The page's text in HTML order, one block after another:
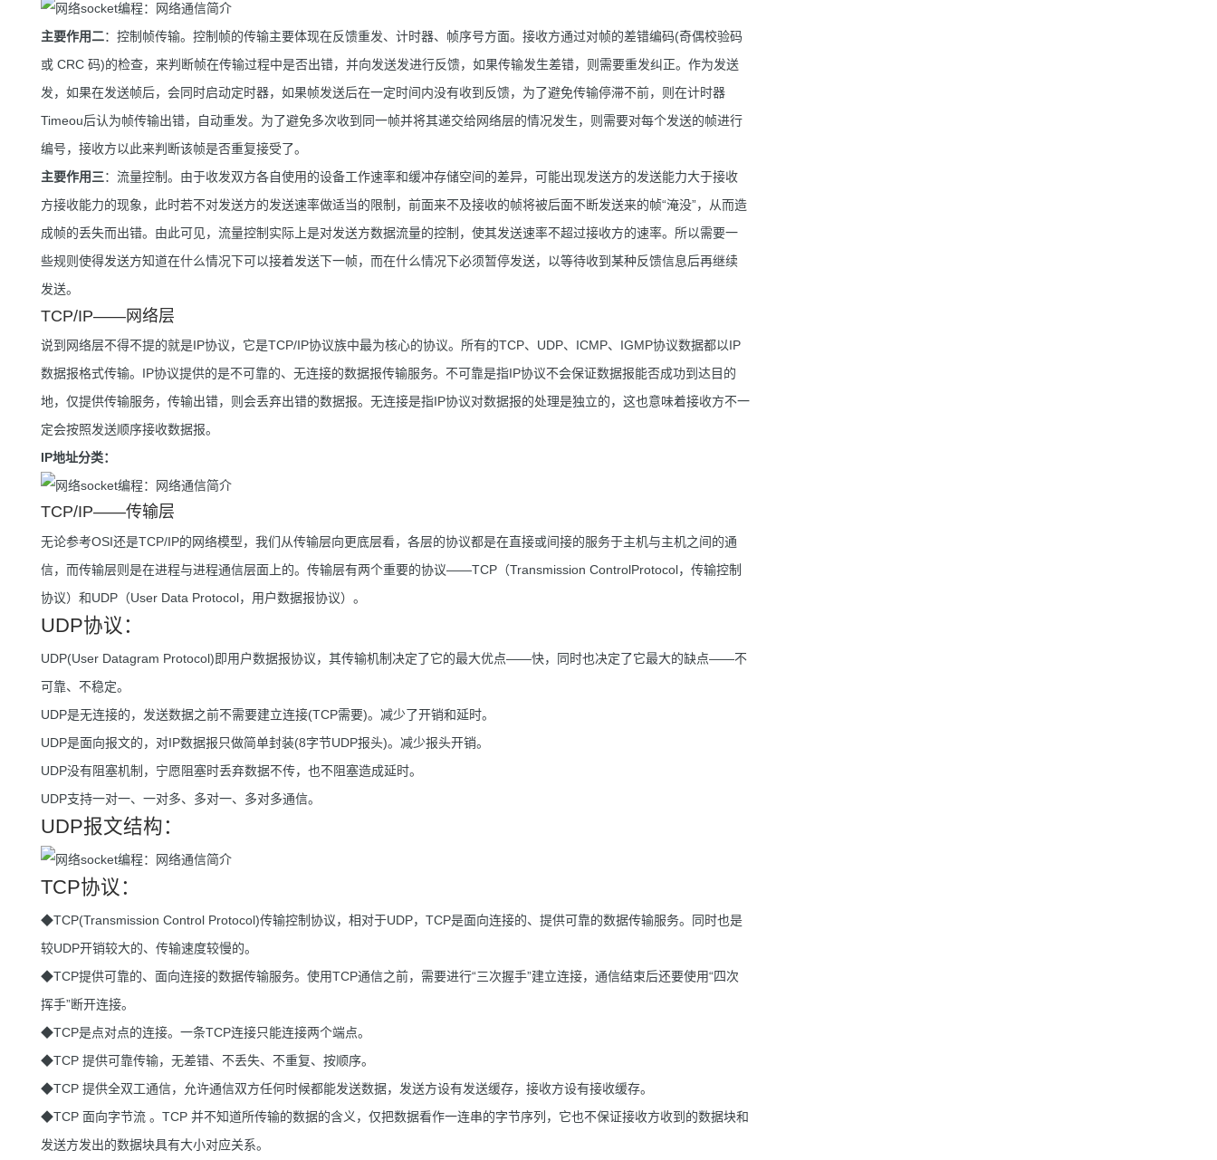
主要作用二：控制帧传输。控制帧的传输主要体现在反馈重发、计时器、帧序号方面。接收方通过对帧的差错编码(奇偶校验码
或 CRC 码)的检查，来判断帧在传输过程中是否出错，并向发送发进行反馈，如果传输发生差错，则需要重发纠正。作为发送
发，如果在发送帧后，会同时启动定时器，如果帧发送后在一定时间内没有收到反馈，为了避免传输停滞不前，则在计时器
Timeou后认为帧传输出错，自动重发。为了避免多次收到同一帧并将其递交给网络层的情况发生，则需要对每个发送的帧进行
编号，接收方以此来判断该帧是否重复接受了。
主要作用三：流量控制。由于收发双方各自使用的设备工作速率和缓冲存储空间的差异，可能出现发送方的发送能力大于接收
方接收能力的现象，此时若不对发送方的发送速率做适当的限制，前面来不及接收的帧将被后面不断发送来的帧“淹没”，从而造
成帧的丢失而出错。由此可见，流量控制实际上是对发送方数据流量的控制，使其发送速率不超过接收方的速率。所以需要一
些规则使得发送方知道在什么情况下可以接着发送下一帧，而在什么情况下必须暂停发送，以等待收到某种反馈信息后再继续
发送。
TCP/IP——网络层
说到网络层不得不提的就是IP协议，它是TCP/IP协议族中最为核心的协议。所有的TCP、UDP、ICMP、IGMP协议数据都以IP
数据报格式传输。IP协议提供的是不可靠的、无连接的数据报传输服务。不可靠是指IP协议不会保证数据报能否成功到达目的
地，仅提供传输服务，传输出错，则会丢弃出错的数据报。无连接是指IP协议对数据报的处理是独立的，这也意味着接收方不一
定会按照发送顺序接收数据报。
IP地址分类：
TCP/IP——传输层
无论参考OSI还是TCP/IP的网络模型，我们从传输层向更底层看，各层的协议都是在直接或间接的服务于主机与主机之间的通
信，而传输层则是在进程与进程通信层面上的。传输层有两个重要的协议——TCP（Transmission ControlProtocol，传输控制
协议）和UDP（User Data Protocol，用户数据报协议）。
UDP协议：
UDP(User Datagram Protocol)即用户数据报协议，其传输机制决定了它的最大优点——快，同时也决定了它最大的缺点——不
可靠、不稳定。
UDP是无连接的，发送数据之前不需要建立连接(TCP需要)。减少了开销和延时。
UDP是面向报文的，对IP数据报只做简单封装(8字节UDP报头)。减少报头开销。
UDP没有阻塞机制，宁愿阻塞时丢弃数据不传，也不阻塞造成延时。
UDP支持一对一、一对多、多对一、多对多通信。
UDP报文结构：
TCP协议：
◆TCP(Transmission Control Protocol)传输控制协议，相对于UDP，TCP是面向连接的、提供可靠的数据传输服务。同时也是
较UDP开销较大的、传输速度较慢的。
◆TCP提供可靠的、面向连接的数据传输服务。使用TCP通信之前，需要进行“三次握手”建立连接，通信结束后还要使用“四次
挥手”断开连接。
◆TCP是点对点的连接。一条TCP连接只能连接两个端点。
◆TCP 提供可靠传输，无差错、不丢失、不重复、按顺序。
◆TCP 提供全双工通信，允许通信双方任何时候都能发送数据，发送方设有发送缓存，接收方设有接收缓存。
◆TCP 面向字节流 。TCP 并不知道所传输的数据的含义，仅把数据看作一连串的字节序列，它也不保证接收方收到的数据块和
发送方发出的数据块具有大小对应关系。